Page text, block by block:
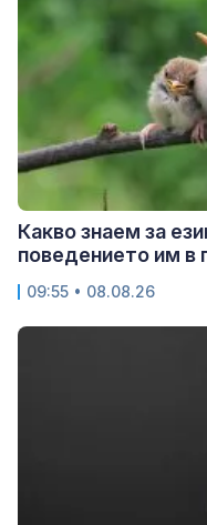
Какво знаем за
поведението им в
09:55 • 08.08.26